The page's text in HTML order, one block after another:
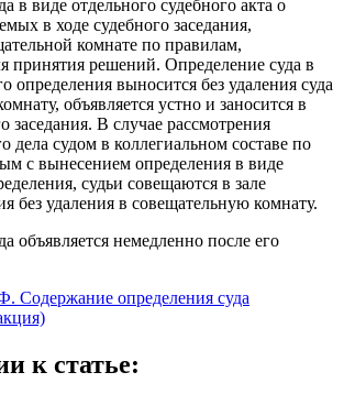
в виде отдельного судебного акта о
в ходе судебного заседания,
комнате по правилам,
принятия решений. Определение суда в
определения выносится без удаления суда
объявляется устно и заносится в
заседания. В случае рассмотрения
дела судом в коллегиальном составе по
с вынесением определения в виде
судьи совещаются в зале
без удаления в совещательную комнату.
объявляется немедленно после его
Содержание определения суда
к статье: